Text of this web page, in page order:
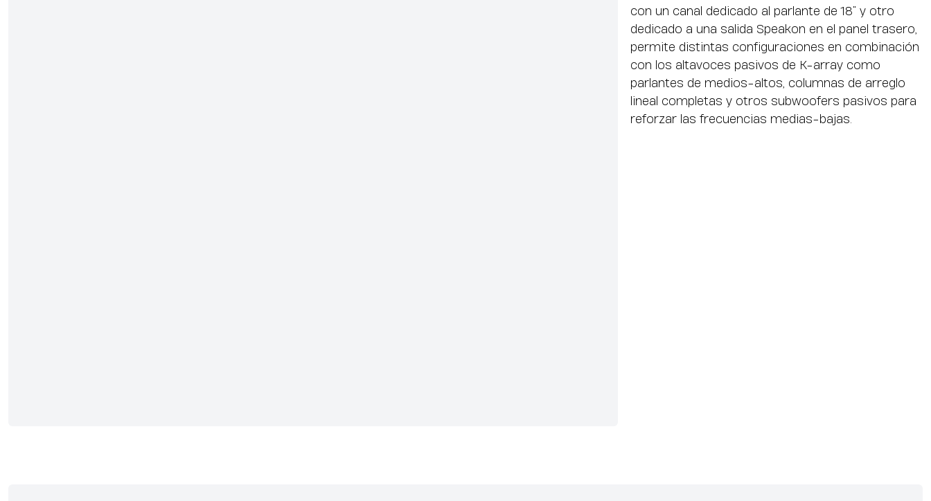
con un canal dedicado al parlante de 18” y otro
dedicado a una salida Speakon en el panel trasero,
permite distintas configuraciones en combinación
con los altavoces pasivos de K-array como
parlantes de medios-altos, columnas de arreglo
lineal completas y otros subwoofers pasivos para
reforzar las frecuencias medias-bajas.